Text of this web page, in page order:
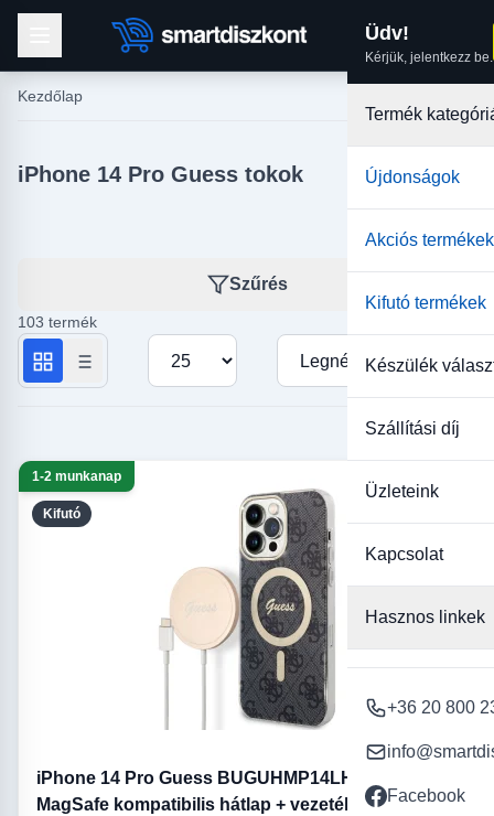
Üdv!
Kérjük, jelentkezz be.
Termék
Újdonságok
Akciós termékek
Kifutó termékek
Készülék
Szállítási díj
Üzleteink
Kapcsolat
Hasznos linkek
+36 20 800
Facebook
Kezdőlap
iPhone 14 Pro Guess tokok
Szűrés
103 termék
Termékek száma oldalanként
Rendezés
Kifutó
1-2 munkanap
iPhone 14 Pro Guess BUGUHMP14LH4EACSK 4G
MagSafe kompatibilis hátlap + vezeték nélküli töltő